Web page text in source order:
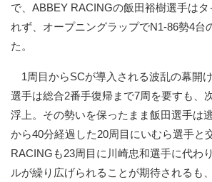
で、ABBEY RACINGの飯田裕樹選手は
れず、オープニングラップでN1-86勢4台
た。
1周目からSCが導入される波乱の幕開
選手は総合2番手復帰まで7周を要すも、
浮上。その勢いを保ったまま飯田選手は
から40分経過した20周目にいむら選手と
RACINGも23周目に川崎忠和選手に代わ
ルが繰り広げられることが期待されるも